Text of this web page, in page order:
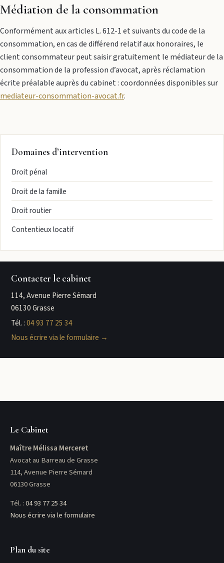
Médiation de la consommation
Conformément aux articles L. 612-1 et suivants du code de la
consommation, en cas de différend relatif aux honoraires, le
client consommateur peut saisir gratuitement le médiateur de la
consommation de la profession d’avocat, après réclamation
écrite préalable auprès du cabinet : coordonnées disponibles sur
mediateur-consommation-avocat.fr.
Domaines d’intervention
Droit pénal
Droit de la famille
Droit routier
Contentieux locatif
Contacter le cabinet
114, Avenue Pierre Sémard
06130 Grasse
Tél. :04 93 77 25 34
Nous écrire via le formulaire →
Le Cabinet
Maître Mélissa Merceret
Avocat au Barreau de Grasse
114, Avenue Pierre Sémard
06130 Grasse
Tél. :04 93 77 25 34
Nous écrire via le formulaire
Plan du site